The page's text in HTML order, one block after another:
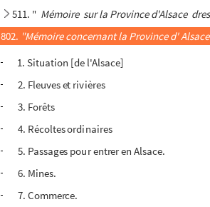
511. " Mémoire sur la Province d'Alsace
802. "Mémoire concernant la Province d'Alsace
1. Situation [de l'Alsace]
2. Fleuves et rivières
3. Forêts
4. Récoltes ordinaires
5. Passages pour entrer en Alsace.
6. Mines.
7. Commerce.